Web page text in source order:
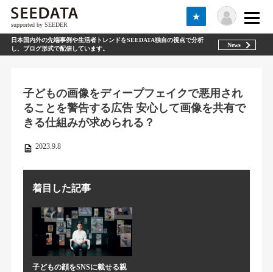
supported by SEEDER
★
日本国内外の先端事例や生活者トレンドをSEEDATA独自の視点で分析
し、ブログ形式で配信しています。
News
子どもの画像をディープフェイクで悪用され
ることを警告する広告 安心して画像を共有で
きる仕組みが求められる？
2023.9.8
着目した記事
子どもの顔をSNSに載せる親